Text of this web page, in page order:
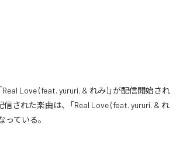
Real Love (feat. yururi. & れみ)」が配信開始され
された楽曲は、「Real Love (feat. yururi. & れ
っている。